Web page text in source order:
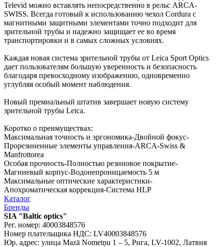
Televid можно вставлять непосредственно в рельс ARCA-
SWISS. Всегда готовый к использованию чехол Cordura с
магнитными защитными элементами точно подходит для
зрительной трубы и надежно защищает ее во время
транспортировки и в самых сложных условиях.
Каждая новая система зрительной трубы от Leica Sport Optics
дает пользователям большую уверенность и безопасность
благодаря превосходному изображению, одновременно
углубляя особый момент наблюдения.
Новый премиальный штатив завершает новую систему
зрительной трубы Leica.
Коротко о преимуществах:
Максимальная точность и эргономика-Двойной фокус-
Прорезиненные элементы управления-ARCA-Swiss &
Manfrottorea
Особая прочность-Полностью резиновое покрытие-
Магниевый корпус-Водонепроницаемость 5 м
Максимальные оптические характеристики-
Апохроматическая коррекция-Система HLP
Каталог
Бренды
SIA "Baltic optics"
Рег. номер: 40003848576
Номер плательщика НДС: LV40003848576
Юр. адрес: улица Mazā Nometņu 1 – 5, Рига, LV-1002, Латвия